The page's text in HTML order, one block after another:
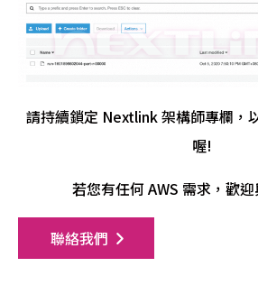
請持續鎖定 Nextlink 架構師專欄，
喔!
若您有任何 AWS 需求，歡
聯絡我們